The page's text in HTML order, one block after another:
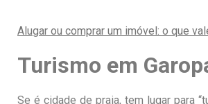
Alugar ou comprar um imóvel: o que
Turismo em
Se é cidade de praia, tem lugar para